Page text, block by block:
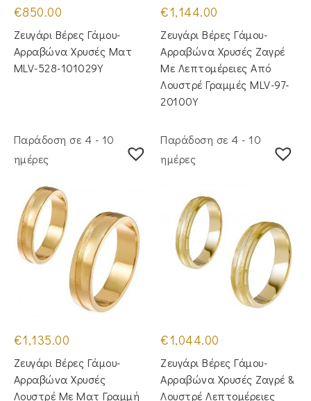
€850.00
Ζευγάρι Βέρες Γάμου-
Αρραβώνα Χρυσές Ματ
MLV-528-101029Y
€1,144.00
Ζευγάρι Βέρες Γάμου-
Αρραβώνα Χρυσές Ζαγρέ
Με Λεπτομέρειες Από
Λουστρέ Γραμμές MLV-97-
20100Y
Παράδοση σε 4 - 10
ημέρες
€1,135.00
Ζευγάρι Βέρες Γάμου-
Αρραβώνα Χρυσές
Λουστρέ Με Ματ Γραμμή
Παράδοση σε 4 - 10
ημέρες
€1,044.00
Ζευγάρι Βέρες Γάμου-
Αρραβώνα Χρυσές Ζαγρέ &
Λουστρέ Λεπτομέρειες